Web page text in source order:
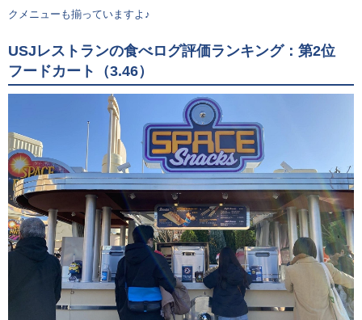
クメニューも揃っていますよ♪
USJレストランの食べログ評価ランキング：第2位
フードカート（3.46）